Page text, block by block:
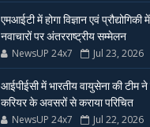
एमआईटी में होगा विज्ञान एवं
नवाचारों पर अंतरराष्ट्रीय सम्मेलन
NewsUP 24x7 Jul 23, 2026
आईपीईसी में भारतीय वायुसेना की टीम ने
करियर के अवसरों से कराया परिचित
NewsUP 24x7 Jul 22, 2026